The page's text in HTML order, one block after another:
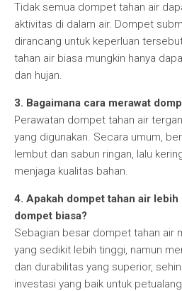
Tidak semua dompet tahan air
aktivitas di dalam air. Dompet
dirancang untuk keperluan
tahan air biasa mungkin hanya
dan hujan.
3. Bagaimana cara merawat
Perawatan dompet tahan air
yang digunakan. Secara umum,
lembut dan sabun ringan, lalu
menjaga kualitas bahan.
4. Apakah dompet tahan air
dompet biasa?
Sebagian besar dompet tahan air
yang sedikit lebih tinggi, namun
dan durabilitas yang superior,
investasi yang baik untuk